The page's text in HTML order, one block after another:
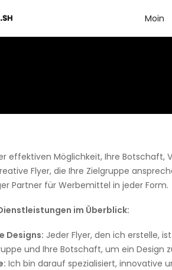
Moin
effektiven Möglichkeit, Ihre
Flyer, die Ihre Zielgruppe
Partner für Werbemittel in jeder Form.
im Überblick:
Designs: Jeder Flyer, den ich erstelle,
und Ihre Botschaft, um ein
Ich bin darauf spezialisiert, innovative